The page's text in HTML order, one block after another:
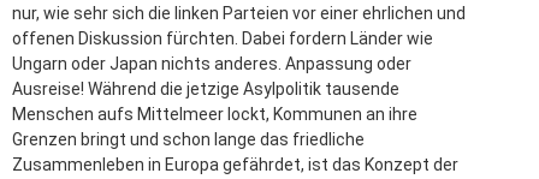
nur, wie sehr sich die linken Parteien vor einer ehrlichen und
offenen Diskussion fürchten. Dabei fordern Länder wie
Ungarn oder Japan nichts anderes. Anpassung oder
Ausreise! Während die jetzige Asylpolitik tausende
Menschen aufs Mittelmeer lockt, Kommunen an ihre
Grenzen bringt und schon lange das friedliche
Zusammenleben in Europa gefährdet, ist das Konzept der